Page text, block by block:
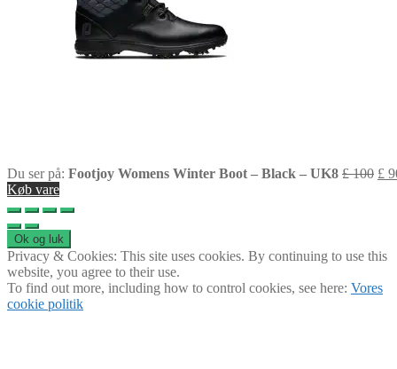
Du ser på: Footjoy Womens Winter Boot – Black – UK8 £100 £
Køb vare
Privacy & Cookies: This site uses cookies. By continuing to use this
website, you agree to their use.
To find out more, including how to control cookies, see here: Vores
cookie politik